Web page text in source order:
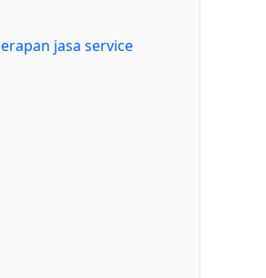
jasa service